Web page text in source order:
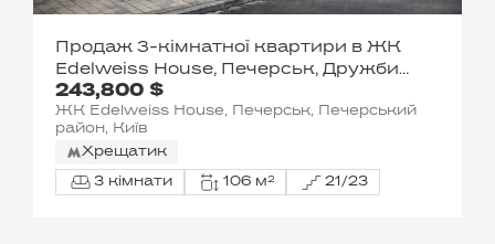
243,800 $
Продаж 3-кімнатної квартири в ЖК
Edelweiss House, Печерськ, Дружби
Народів/Звіринецька
ЖК Edelweiss House, Печерськ, Печерський
район, Київ
Хрещатик
3 кімнати 106 м² 21/23